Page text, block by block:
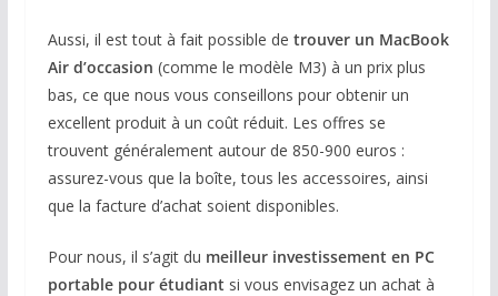
Aussi, il est tout à fait possible de trouver un MacBook
Air d’occasion (comme le modèle M3) à un prix plus
bas, ce que nous vous conseillons pour obtenir un
excellent produit à un coût réduit. Les offres se
trouvent généralement autour de 850-900 euros :
assurez-vous que la boîte, tous les accessoires, ainsi
que la facture d’achat soient disponibles.
Pour nous, il s’agit du meilleur investissement en PC
portable pour étudiant si vous envisagez un achat à